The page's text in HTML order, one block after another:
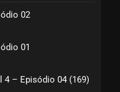
02
01
4 – Episódio 04 (169)